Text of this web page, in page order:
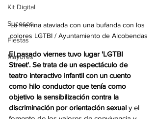
Kit Digital
Sucesos
Fiestas
Mayores
La menina ataviada con una bufanda con los
colores LGTBI / Ayuntamiento de Alcobendas
El pasado viernes tuvo lugar 'LGTBI
Street'. Se trata de un espectáculo de
teatro interactivo infantil con un cuento
como hilo conductor que tenía como
objetivo la sensibilización contra la
discriminación por orientación sexual y el